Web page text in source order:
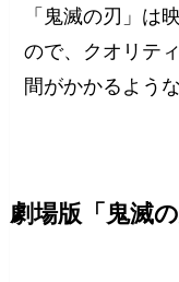
「鬼滅の刃」は
ので、クオリテ
間がかかるよう
劇場版「鬼滅